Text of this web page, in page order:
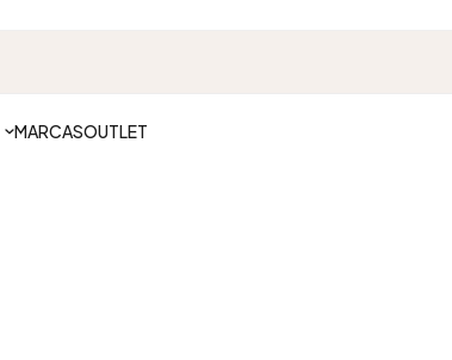
MARCASOUTLET